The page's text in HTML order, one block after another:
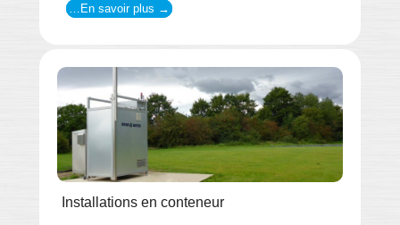
…En savoir plus →
Installations en conteneur